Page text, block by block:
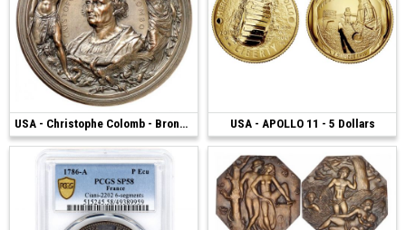
USA - Christophe Colomb - Bronze 1892
2 100 € USA - APOLLO 11 - 5 Dollars
1 600 €